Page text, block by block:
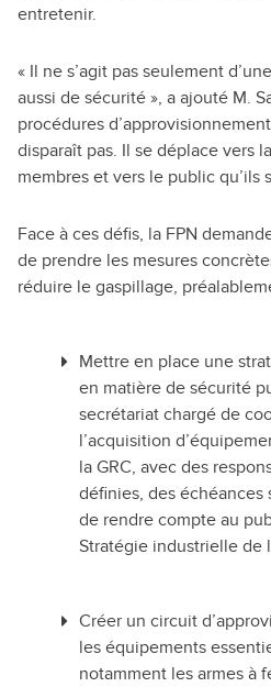
entretenir.
« Il ne s’agit pas seulement
aussi de sécurité », a ajouté M.
procédures
disparaît pas. Il se déplace vers
membres et vers le public qu’ils
Face à ces défis, la FPN
de prendre les mesures
réduire le gaspillage,
Mettre en place une
en matière de sécurité
secrétariat chargé de
l’acquisition
la GRC, avec des
définies, des
de rendre compte au
Stratégie industrielle de
Créer un circuit
les équipements
notamment les armes à